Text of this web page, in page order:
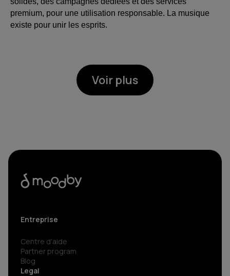
premium, pour une utilisation responsable. La musique
existe pour unir les esprits.
Voir plus
Entreprise
Centre d'aide
Partner program
Blog
Legal